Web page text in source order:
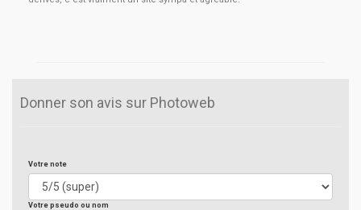
Donner son avis sur Photoweb
Votre note
Votre pseudo ou nom